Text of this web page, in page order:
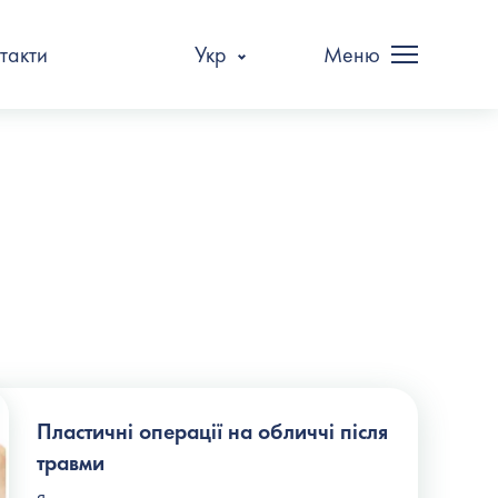
Укр Меню
Пластичні операції на обличчі після
травми